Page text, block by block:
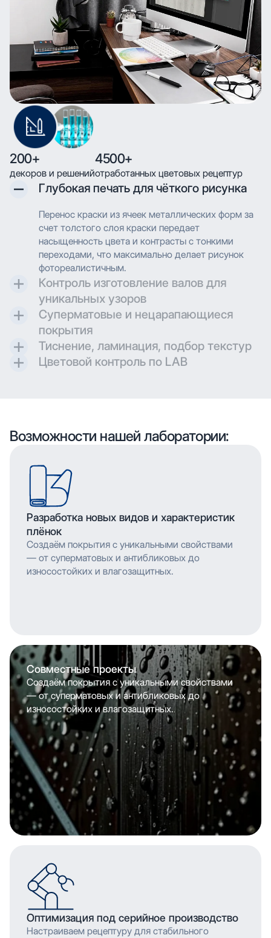
200+
декоров и решений
4500+
отработанных цветовых рецептур
Глубокая печать для чёткого рисунка
Перенос краски из ячеек металлических форм за
счет толстого слоя краски передает
насыщенность цвета и контрасты с тонкими
переходами, что максимально делает рисунок
фотореалистичным.
Контроль изготовление валов для
уникальных узоров
Контроль и разработка технических параметров
для гравировки позволяют максимально
воссоздавать дизайн при печати.
Суперматовые и нецарапающиеся
покрытия
Создаем матовые и суперматовые поверхности с
дополнительной защитой для трендовых
Тиснение, ламинация, подбор текстур
Применяем технологию глубокой печати с
долговечность изображения.
Цветовой контроль по LAB
мельчайшими деталями. Многослойное нанесение
обеспечивает насыщенность цвета и
Возможности нашей лаборатории:
Разработка новых видов и характеристик
плёнок
Создаём покрытия с уникальными свойствами
— от суперматовых и антибликовых до
износостойких и влагозащитных.
Совместные проекты
Создаём покрытия с уникальными свойствами
— от суперматовых и антибликовых до
износостойких и влагозащитных.
Оптимизация под серийное производство
Настраиваем рецептуру для стабильного